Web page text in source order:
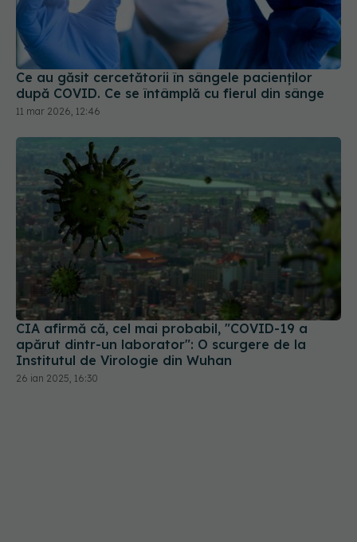
Ce au găsit cercetătorii în sângele pacienților
după COVID. Ce se întâmplă cu fierul din sânge
11 mar 2026, 12:46
CIA afirmă că, cel mai probabil, "COVID-19 a
apărut dintr-un laborator": O scurgere de la
Institutul de Virologie din Wuhan
26 ian 2025, 16:30